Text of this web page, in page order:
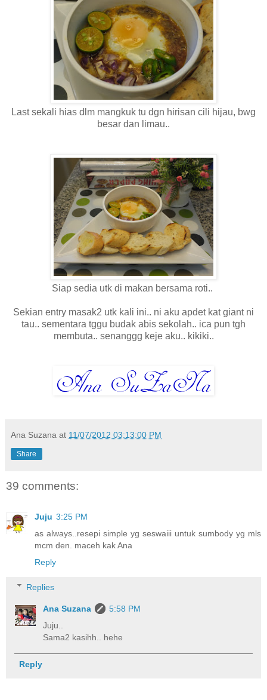
Last sekali hias dlm mangkuk tu dgn hirisan cili hijau, bwg
besar dan limau..
Siap sedia utk di makan bersama roti..
Sekian entry masak2 utk kali ini.. ni aku apdet kat giant ni
tau.. sementara tggu budak abis sekolah.. ica pun tgh
membuta.. senanggg keje aku.. kikiki..
Ana Suzana at 11/07/2012 03:13:00 PM
Share
39 comments:
Juju 3:25 PM
as always..resepi simple yg seswaiii untuk sumbody yg mls
mcm den. maceh kak Ana
Reply
Replies
Ana Suzana
5:58 PM
Juju..
Sama2 kasihh.. hehe
Reply